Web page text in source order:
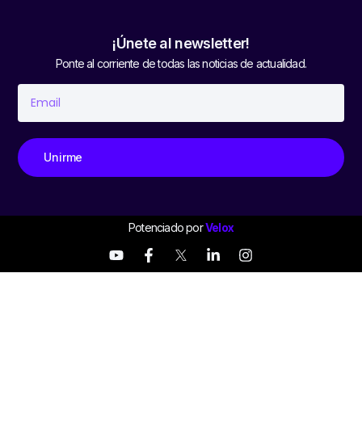
¡Únete al newsletter!
Ponte al corriente de todas las noticias de actualidad.
Unirme
Potenciado porVelox